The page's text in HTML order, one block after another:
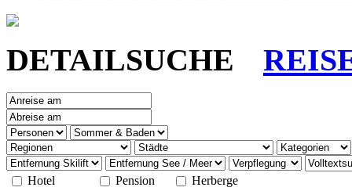
DETAILSUCHE
Hotel Pension
Herberge